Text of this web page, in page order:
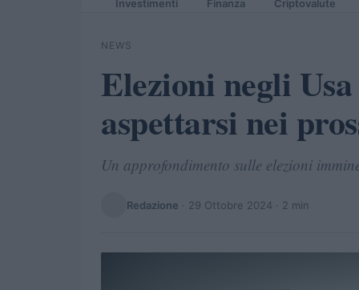
Investimenti Finanza Criptovalute
NEWS
Elezioni negli
aspettarsi nei
Un approfondimento sulle elezioni
Redazione · 29 Ottobre 2024 · 2 min